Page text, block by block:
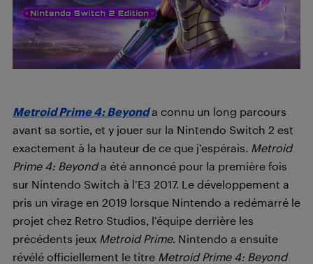
Metroid Prime 4: Beyonda connu un long parcours
avant sa sortie, et y jouer sur la Nintendo Switch 2 est
exactement à la hauteur de ce que j’espérais. Metroid
Prime 4: Beyonda été annoncé pour la première fois
sur Nintendo Switch à l’E3 2017. Le développement a
pris un virage en 2019 lorsque Nintendo a redémarré le
projet chez Retro Studios, l’équipe derrière les
précédents jeux Metroid Prime. Nintendo a ensuite
révélé officiellement le titre Metroid Prime 4: Beyond